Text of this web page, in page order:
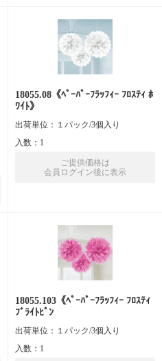
18055.08《ﾍﾟｰﾊﾟｰﾌﾗｯﾌｨｰ ﾌﾛｽﾃｨ ﾎ
ﾜｲﾄ》
出荷単位：１パック/3個入り
入数：1
ご提供価格は
会員ログイン後に表示
18055.103《ﾍﾟｰﾊﾟｰﾌﾗｯﾌｨｰ ﾌﾛｽﾃｨ
ﾌﾞﾗｲﾄﾋﾟﾝ
出荷単位：１パック/3個入り
入数：1